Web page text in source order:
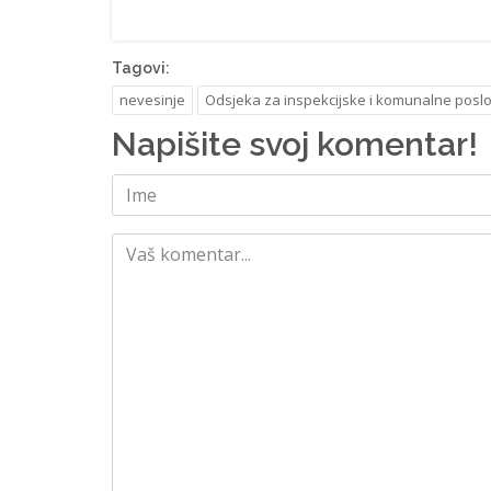
Tagovi:
nevesinje Odsjeka za inspekcijske i komunalne
Napišite svoj komentar!